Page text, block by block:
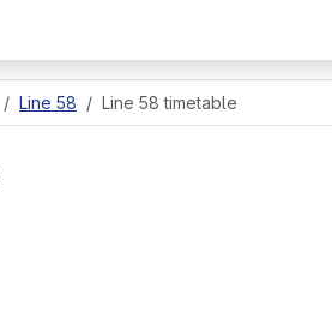
Line 58 Line 58 timetable